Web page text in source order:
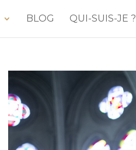
BLOG QUI-SUIS-JE ?